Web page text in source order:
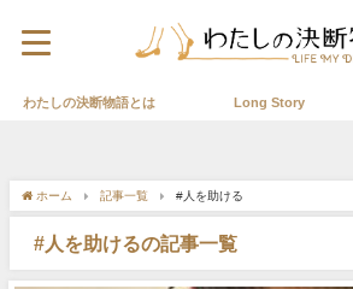
わたしの決断物語とは Long Story
ホーム 記事一覧 #人を助ける
#人を助けるの記事一覧